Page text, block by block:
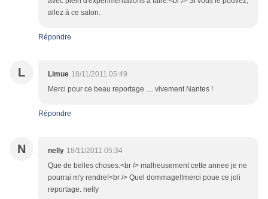
allez à ce salon.
Répondre
L Limue 18/11/2011 05:49
Merci pour ce beau reportage .... vivement Nantes !
Répondre
N nelly 18/11/2011 05:34
Que de belles choses.<br /> malheusement cette annee je ne
pourrai m'y rendre!<br /> Quel dommage!!merci poue ce joli
reportage. nelly